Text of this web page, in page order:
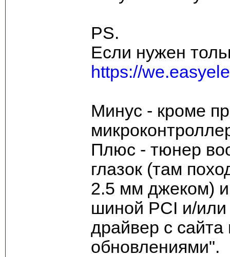
PS.
Если нужен
https://
Минус - кроме
Плюс - тюнер
глазок (там
2.5 мм джеком) и
шиной PCI и/или
драйвер с сайта
обновлениями".